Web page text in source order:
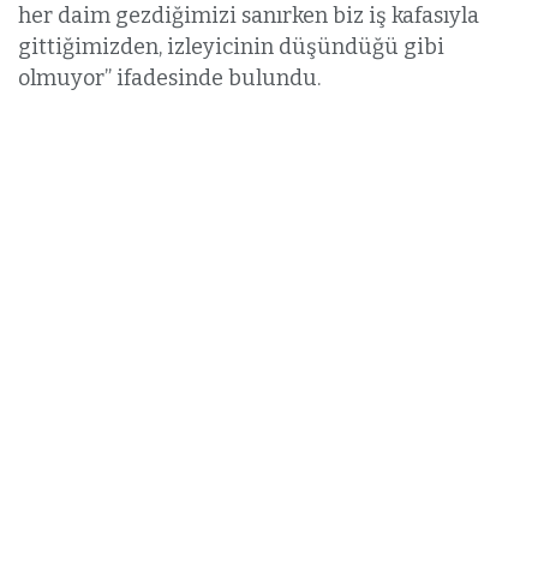
her daim gezdiğimizi sanırken biz iş kafasıyla
gittiğimizden, izleyicinin düşündüğü gibi
olmuyor” ifadesinde bulundu.